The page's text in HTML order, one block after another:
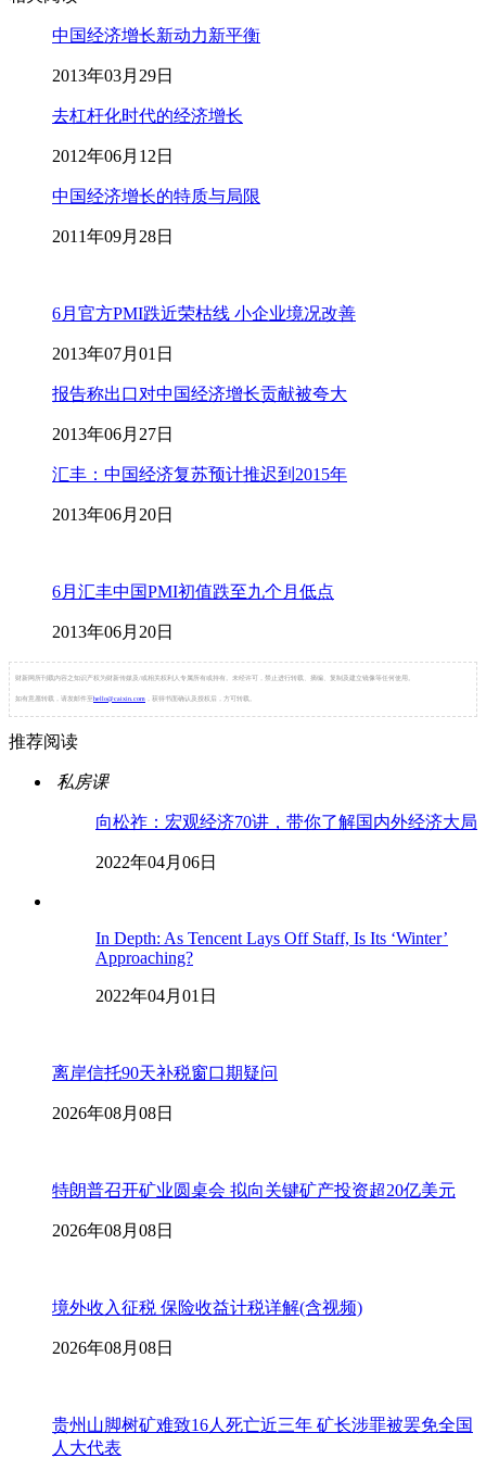
中国经济增长新动力新平衡
2013年03月29日
去杠杆化时代的经济增长
2012年06月12日
中国经济增长的特质与局限
2011年09月28日
6月官方PMI跌近荣枯线 小企业境况改善
2013年07月01日
报告称出口对中国经济增长贡献被夸大
2013年06月27日
汇丰：中国经济复苏预计推迟到2015年
2013年06月20日
6月汇丰中国PMI初值跌至九个月低点
2013年06月20日
财新网所刊载内容之知识产权为财新传媒及/或相关权利人专属所有或持有。未经许可，禁止进行转载、摘编、复制及建立镜像等任何使用。
如有意愿转载，请发邮件至 hello@caixin.com ，获得书面确认及授权后，方可转载。
推荐阅读
私房课
向松祚：宏观经济70讲，带你了解国内外经济大局
2022年04月06日
In Depth: As Tencent Lays Off Staff, Is Its ‘Winter’
Approaching?
2022年04月01日
离岸信托90天补税窗口期疑问
2026年08月08日
特朗普召开矿业圆桌会 拟向关键矿产投资超20亿美元
2026年08月08日
境外收入征税 保险收益计税详解(含视频)
2026年08月08日
贵州山脚树矿难致16人死亡近三年 矿长涉罪被罢免全国
人大代表